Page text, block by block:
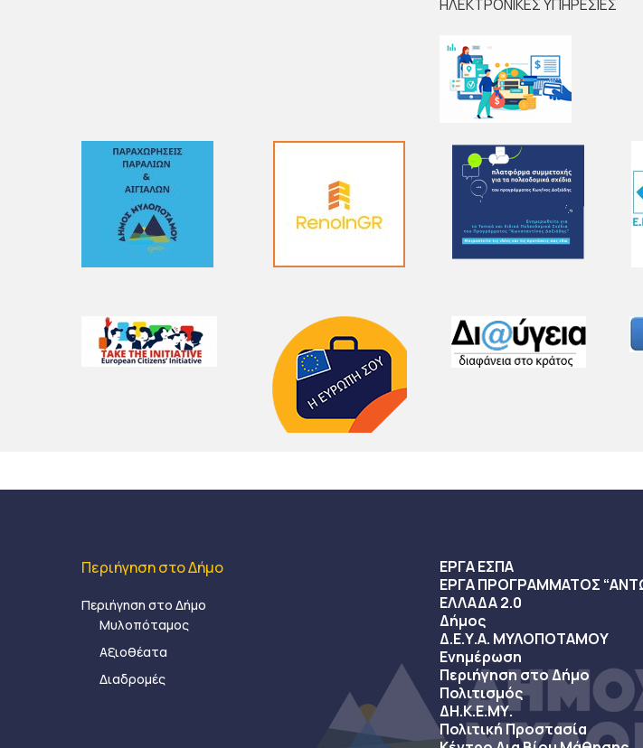
ΗΛΕΚΤΡΟΝΙΚΕΣ ΥΠΗΡΕΣΙΕΣ
Περιήγηση στο Δήμο
Περιήγηση στο Δήμο
Μυλοπόταμος
Αξιοθέατα
Διαδρομές
ΕΡΓΑ ΕΣΠΑ
ΕΡΓΑ ΠΡΟΓΡΑΜΜΑΤΟΣ
ΕΛΛΑΔΑ 2.0
Δήμος
Δ.Ε.Υ.Α. ΜΥΛΟΠΟΤΑΜΟΥ
Ενημέρωση
Περιήγηση στο Δήμο
Πολιτισμός
ΔΗ.Κ.Ε.ΜΥ.
Πολιτική Προστασία